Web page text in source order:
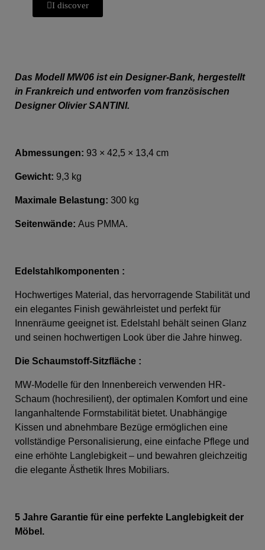
I discover
Das Modell MW06 ist ein Designer-Bank, hergestellt
in Frankreich und entworfen vom französischen
Designer Olivier SANTINI.
Abmessungen: 93 × 42,5 × 13,4 cm
Gewicht: 9,3 kg
Maximale Belastung: 300 kg
Seitenwände: Aus PMMA.
Edelstahlkomponenten :
Hochwertiges Material, das hervorragende Stabilität und
ein elegantes Finish gewährleistet und perfekt für
Innenräume geeignet ist. Edelstahl behält seinen Glanz
und seinen hochwertigen Look über die Jahre hinweg.
Die Schaumstoff-Sitzfläche :
MW-Modelle für den Innenbereich verwenden HR-
Schaum (hochresilient), der optimalen Komfort und eine
langanhaltende Formstabilität bietet. Unabhängige
Kissen und abnehmbare Bezüge ermöglichen eine
vollständige Personalisierung, eine einfache Pflege und
eine erhöhte Langlebigkeit – und bewahren gleichzeitig
die elegante Ästhetik Ihres Mobiliars.
5 Jahre Garantie für eine perfekte Langlebigkeit der
Möbel.